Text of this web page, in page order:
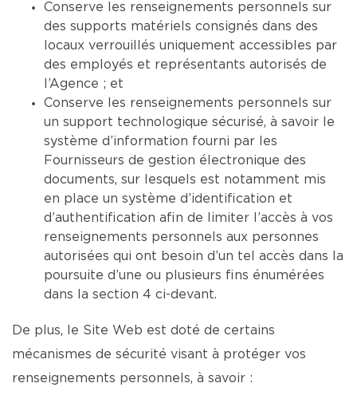
Conserve les renseignements personnels sur
des supports matériels consignés dans des
locaux verrouillés uniquement accessibles par
des employés et représentants autorisés de
l’Agence ; et
Conserve les renseignements personnels sur
un support technologique sécurisé, à savoir le
système d’information fourni par les
Fournisseurs de gestion électronique des
documents, sur lesquels est notamment mis
en place un système d’identification et
d’authentification afin de limiter l’accès à vos
renseignements personnels aux personnes
autorisées qui ont besoin d’un tel accès dans la
poursuite d’une ou plusieurs fins énumérées
dans la section 4 ci-devant.
De plus, le Site Web est doté de certains
mécanismes de sécurité visant à protéger vos
renseignements personnels, à savoir :